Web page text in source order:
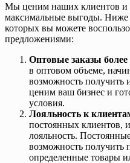
Мы ценим наших клиентов и
максимальные выгоды. Ниже
которых вы можете
предложениями:
Оптовые заказы
в оптовом объеме,
возможность
ценим ваш бизнес и
условия.
Лояльность к
постоянных клиентов,
лояльность.
возможность получить
определенные товары